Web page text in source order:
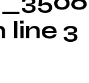
line 3